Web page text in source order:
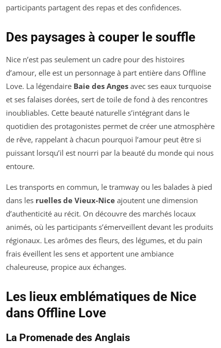
participants partagent des repas et des confidences.
Des paysages à couper le souffle
Nice n’est pas seulement un cadre pour des histoires
d’amour, elle est un personnage à part entière dans Offline
Love. La légendaire Baie des Anges avec ses eaux turquoise
et ses falaises dorées, sert de toile de fond à des rencontres
inoubliables. Cette beauté naturelle s’intégrant dans le
quotidien des protagonistes permet de créer une atmosphère
de rêve, rappelant à chacun pourquoi l’amour peut être si
puissant lorsqu’il est nourri par la beauté du monde qui nous
entoure.
Les transports en commun, le tramway ou les balades à pied
dans les ruelles de Vieux-Nice ajoutent une dimension
d’authenticité au récit. On découvre des marchés locaux
animés, où les participants s’émerveillent devant les produits
régionaux. Les arômes des fleurs, des légumes, et du pain
frais éveillent les sens et apportent une ambiance
chaleureuse, propice aux échanges.
Les lieux emblématiques de Nice
dans Offline Love
La Promenade des Anglais